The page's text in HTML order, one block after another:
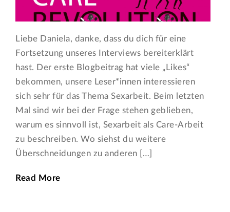
Liebe Daniela, danke, dass du dich für eine
Fortsetzung unseres Interviews bereiterklärt
hast. Der erste Blogbeitrag hat viele „Likes“
bekommen, unsere Leser*innen interessieren
sich sehr für das Thema Sexarbeit. Beim letzten
Mal sind wir bei der Frage stehen geblieben,
warum es sinnvoll ist, Sexarbeit als Care-Arbeit
zu beschreiben. Wo siehst du weitere
Überschneidungen zu anderen […]
Read More